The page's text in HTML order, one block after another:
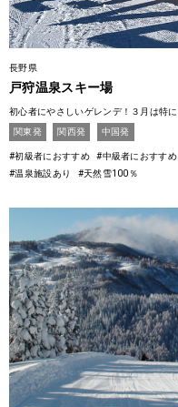
長野県
戸狩温泉スキー場
初心者にやさしいゲレンデ！３月は特
関東発
関西発 中国発
#初級者におすすめ #中級者におすすめ
#温泉施設あり
#天然雪100％